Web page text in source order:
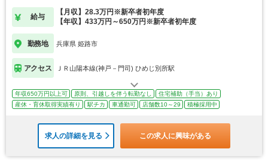
給与
【月収】28.3万円※新卒者初年度
【年収】433万円～650万円※新卒者初年度
勤務地 兵庫県 姫路市
アクセス ＪＲ山陽本線(神戸－門司) ひめじ別所駅
年収650万円以上可 原則、引越しを伴う転勤なし
住宅補助（手当）あり
産休・育休取得実績有り
駅チカ 車通勤可 店舗数10～29 積極採用中
求人の詳細を見る この求人に興味がある